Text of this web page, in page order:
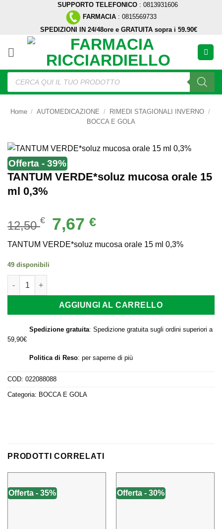
SUPPORTO TELEFONICO : 0813931606
FARMACIA : 0815569733
SPEDIZIONI IN 24/48ore e GRATUITA sopra i 59.90€
Ricerca
prodotti
Home / AUTOMEDICAZIONE / RIMEDI STAGIONALI INVERNO /
BOCCA E GOLA
Offerta - 39%
TANTUM VERDE*soluz mucosa orale 15
ml 0,3%
12,50€
Il
prezzo
originale
7,67€Il
attuale
TANTUM VERDE*soluz mucosa orale 15 ml 0,3%
49 disponibili
TANTUM VERDE*soluz mucosa orale 15 ml 0,3% quantità
AGGIUNGI AL CARRELLO
Spedizione gratuita: Spedizione gratuita sugli ordini superiori a
59,90€
Politica di Reso: per saperne di più
COD: 022088088
Categoria: BOCCA E GOLA
PRODOTTI CORRELATI
Offerta - 35% Offerta - 30%